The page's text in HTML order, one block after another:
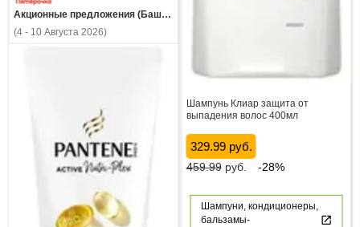
Шампунь Клиар защита от
выпадения волос 400мл
329.99 руб.
459.99руб. -28%
Шампуни, кондиционеры,
бальзамы-
Акционные предложения (Башкортостан)
(4 - 10 Августа 2026)